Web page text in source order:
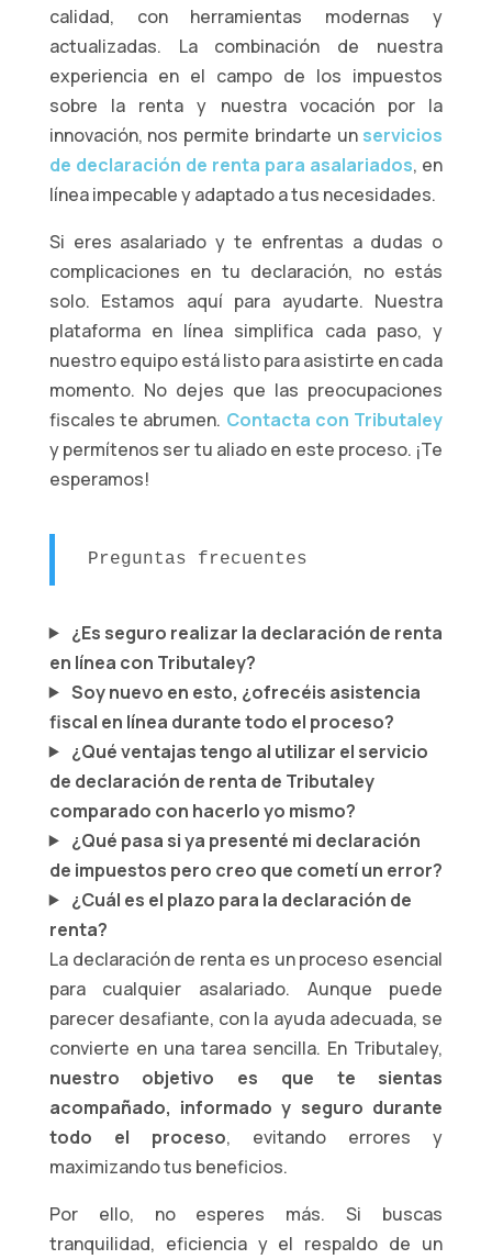
calidad, con herramientas modernas y
actualizadas. La combinación de nuestra
experiencia en el campo de los impuestos
sobre la renta y nuestra vocación por la
innovación, nos permite brindarte un servicios
de declaración de renta para asalariados, en
línea impecable y adaptado a tus necesidades.
Si eres asalariado y te enfrentas a dudas o
complicaciones en tu declaración, no estás
solo. Estamos aquí para ayudarte. Nuestra
plataforma en línea simplifica cada paso, y
nuestro equipo está listo para asistirte en cada
momento. No dejes que las preocupaciones
fiscales te abrumen. Contacta con Tributaley
y permítenos ser tu aliado en este proceso. ¡Te
esperamos!
Preguntas frecuentes
¿Es seguro realizar la declaración de renta
en línea con Tributaley?
Soy nuevo en esto, ¿ofrecéis asistencia
fiscal en línea durante todo el proceso?
¿Qué ventajas tengo al utilizar el servicio
de declaración de renta de Tributaley
comparado con hacerlo yo mismo?
¿Qué pasa si ya presenté mi declaración
de impuestos pero creo que cometí un error?
¿Cuál es el plazo para la declaración de
renta?
La declaración de renta es un proceso esencial
para cualquier asalariado. Aunque puede
parecer desafiante, con la ayuda adecuada, se
convierte en una tarea sencilla. En Tributaley,
nuestro objetivo es que te sientas
acompañado, informado y seguro durante
todo el proceso, evitando errores y
maximizando tus beneficios.
Por ello, no esperes más. Si buscas
tranquilidad, eficiencia y el respaldo de un